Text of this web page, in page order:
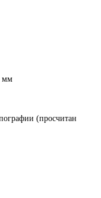
мм
(просчитан